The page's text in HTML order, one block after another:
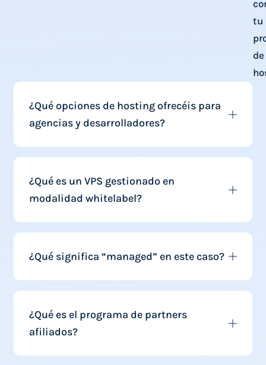
tu
de
¿Qué opciones de hosting ofrecéis para
agencias y desarrolladores?
¿Qué es un VPS gestionado en
modalidad whitelabel?
¿Qué significa “managed” en este caso?
¿Qué es el programa de partners
afiliados?